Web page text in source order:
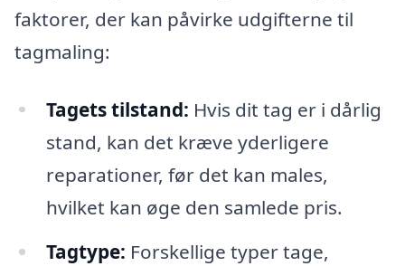
faktorer, der kan påvirke udgifterne til
tagmaling:
Tagets tilstand: Hvis dit tag er i dårlig
stand, kan det kræve yderligere
reparationer, før det kan males,
hvilket kan øge den samlede pris.
Tagtype: Forskellige typer tage,